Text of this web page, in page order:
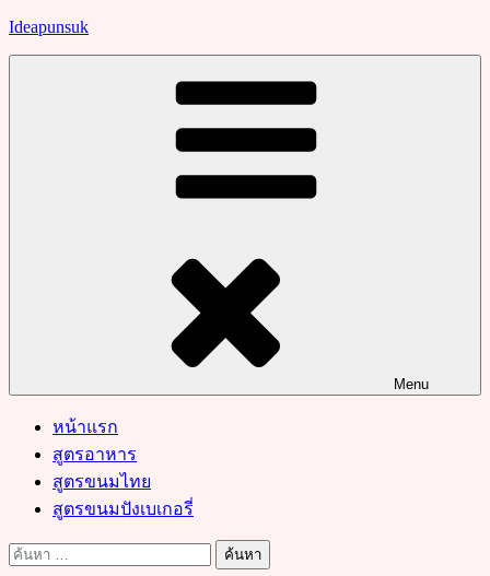
Skip
Ideapunsuk
Menu
หน้าแรก
สูตรอาหาร
สูตรขนมไทย
สูตรขนมปังเบเกอรี่
ค้นหา